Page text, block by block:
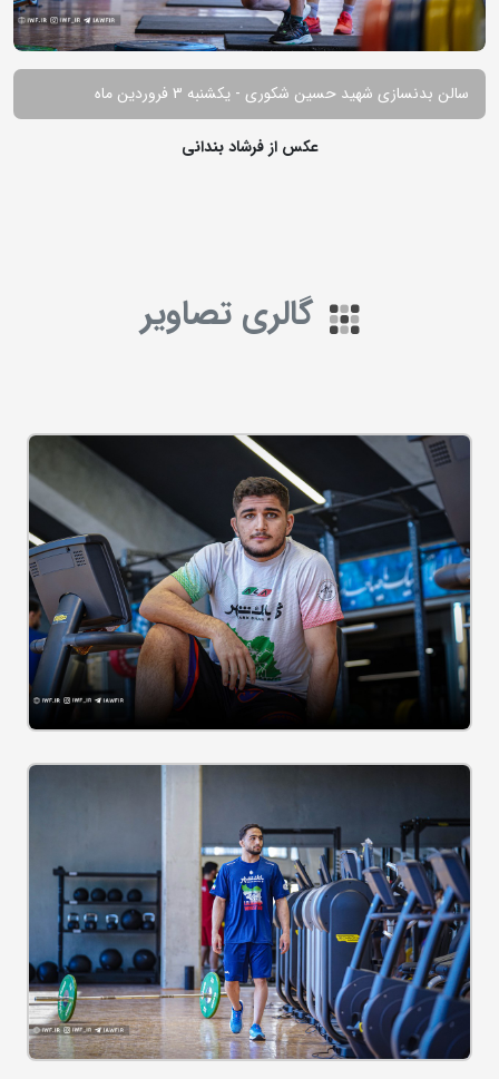
سالن بدنسازی شهید حسین شکوری - یکشنبه 3 فروردین ماه
عکس از فرشاد بندانی
گالری تصاویر